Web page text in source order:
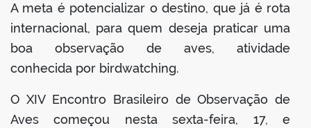
A meta é potencializar o destino, que já é rota
internacional, para quem deseja praticar uma
boa observação de aves, atividade
conhecida por birdwatching.
O XIV Encontro Brasileiro de Observação de
Aves começou nesta sexta-feira, 17, e